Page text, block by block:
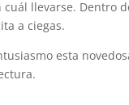
llevarse. Dentro
a ciegas.
esta